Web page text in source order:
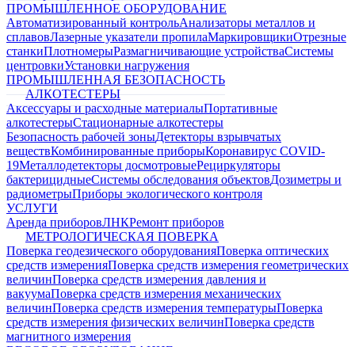
ПРОМЫШЛЕННОЕ ОБОРУДОВАНИЕ
Автоматизированный контрольАнализаторы металлов и
сплавовЛазерные указатели пропилаМаркировщикиОтрезные
станкиПлотномерыРазмагничивающие устройстваСистемы
центровкиУстановки нагружения
ПРОМЫШЛЕННАЯ БЕЗОПАСНОСТЬ
АЛКОТЕСТЕРЫ
Аксессуары и расходные материалыПортативные
алкотестерыСтационарные алкотестеры
Безопасность рабочей зоныДетекторы взрывчатых
веществКомбинированные приборыКоронавирус COVID-
19Металлодетекторы досмотровыеРециркуляторы
бактерицидныеСистемы обследования объектовДозиметры и
радиометрыПриборы экологического контроля
УСЛУГИ
Аренда приборовЛНКРемонт приборов
МЕТРОЛОГИЧЕСКАЯ ПОВЕРКА
Поверка геодезического оборудованияПоверка оптических
средств измеренияПоверка средств измерения геометрических
величинПоверка средств измерения давления и
вакуумаПоверка средств измерения механических
величинПоверка средств измерения температурыПоверка
средств измерения физических величинПоверка средств
магнитного измерения